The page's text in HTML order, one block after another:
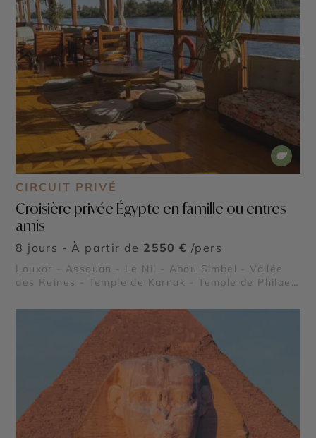
CIRCUIT PRIVÉ
Croisière privée Égypte en famille ou entres
amis
8 jours - À partir de 2550 € /pers
Louxor - Assouan - Le Nil - Abou Simbel - Vallée
des Reines - Temple de Karnak - Temple de Philae -